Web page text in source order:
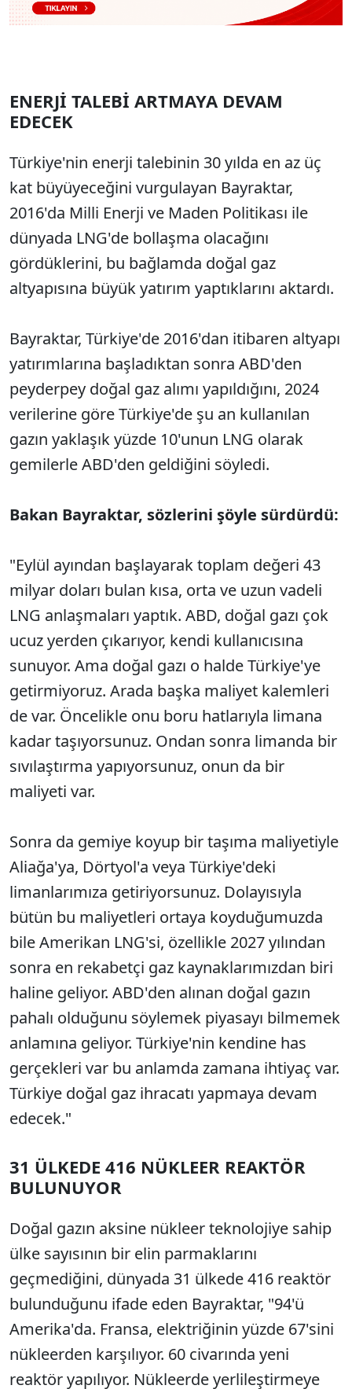
ENERJİ TALEBİ ARTMAYA DEVAM
EDECEK
Türkiye'nin enerji talebinin 30 yılda en az üç
kat büyüyeceğini vurgulayan Bayraktar,
2016'da Milli Enerji ve Maden Politikası ile
dünyada LNG'de bollaşma olacağını
gördüklerini, bu bağlamda doğal gaz
altyapısına büyük yatırım yaptıklarını aktardı.
Bayraktar, Türkiye'de 2016'dan itibaren altyapı
yatırımlarına başladıktan sonra ABD'den
peyderpey doğal gaz alımı yapıldığını, 2024
verilerine göre Türkiye'de şu an kullanılan
gazın yaklaşık yüzde 10'unun LNG olarak
gemilerle ABD'den geldiğini söyledi.
Bakan Bayraktar, sözlerini şöyle sürdürdü:
"Eylül ayından başlayarak toplam değeri 43
milyar doları bulan kısa, orta ve uzun vadeli
LNG anlaşmaları yaptık. ABD, doğal gazı çok
ucuz yerden çıkarıyor, kendi kullanıcısına
sunuyor. Ama doğal gazı o halde Türkiye'ye
getirmiyoruz. Arada başka maliyet kalemleri
de var. Öncelikle onu boru hatlarıyla limana
kadar taşıyorsunuz. Ondan sonra limanda bir
sıvılaştırma yapıyorsunuz, onun da bir
maliyeti var.
Sonra da gemiye koyup bir taşıma maliyetiyle
Aliağa'ya, Dörtyol'a veya Türkiye'deki
limanlarımıza getiriyorsunuz. Dolayısıyla
bütün bu maliyetleri ortaya koyduğumuzda
bile Amerikan LNG'si, özellikle 2027 yılından
sonra en rekabetçi gaz kaynaklarımızdan biri
haline geliyor. ABD'den alınan doğal gazın
pahalı olduğunu söylemek piyasayı bilmemek
anlamına geliyor. Türkiye'nin kendine has
gerçekleri var bu anlamda zamana ihtiyaç var.
Türkiye doğal gaz ihracatı yapmaya devam
edecek."
31 ÜLKEDE 416 NÜKLEER REAKTÖR
BULUNUYOR
Doğal gazın aksine nükleer teknolojiye sahip
ülke sayısının bir elin parmaklarını
geçmediğini, dünyada 31 ülkede 416 reaktör
bulunduğunu ifade eden Bayraktar, "94'ü
Amerika'da. Fransa, elektriğinin yüzde 67'sini
nükleerden karşılıyor. 60 civarında yeni
reaktör yapılıyor. Nükleerde yerlileştirmeye